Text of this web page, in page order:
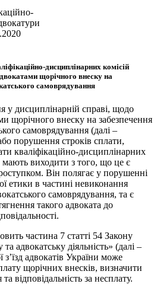
дисциплінарних комісій
щорічного внеску на
самоврядування
у дисциплінарній справі, щодо
щорічного внеску на забезпечення
самоврядування (далі –
порушення строків сплати,
кваліфікаційно-дисциплінарних
мають виходити з того, що це є
Він полягає у порушенні
етики в частині невиконання
самоврядування, та є
такого адвоката до
частина 7 статті 54 Закону
адвокатську діяльність» (далі –
з’їзд адвокатів України може
щорічних внесків, визначити
відповідальність за несплату.